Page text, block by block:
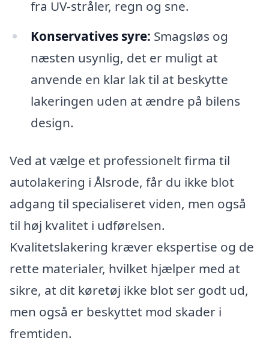
fra UV-stråler, regn og sne.
Konservatives syre: Smagsløs og
næsten usynlig, det er muligt at
anvende en klar lak til at beskytte
lakeringen uden at ændre på bilens
design.
Ved at vælge et professionelt firma til
autolakering i Ålsrode, får du ikke blot
adgang til specialiseret viden, men også
til høj kvalitet i udførelsen.
Kvalitetslakering kræver ekspertise og de
rette materialer, hvilket hjælper med at
sikre, at dit køretøj ikke blot ser godt ud,
men også er beskyttet mod skader i
fremtiden.